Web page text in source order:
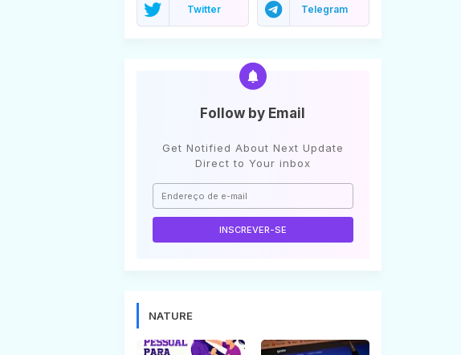
Twitter Telegram
Follow by Email
Get Notified About Next Update
Direct to Your inbox
NATURE